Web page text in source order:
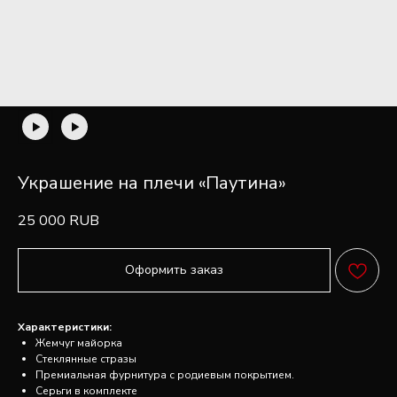
Украшение на плечи «Паутина»
25 000 RUB
Оформить заказ
Характеристики:
Жемчуг майорка
Стеклянные стразы
Премиальная фурнитура с родиевым покрытием.
Серьги в комплекте
ПОПУЛЯРНЫЕ